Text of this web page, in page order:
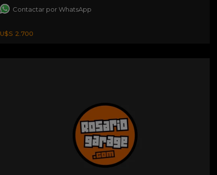
Contactar por WhatsApp
U$S 2.700